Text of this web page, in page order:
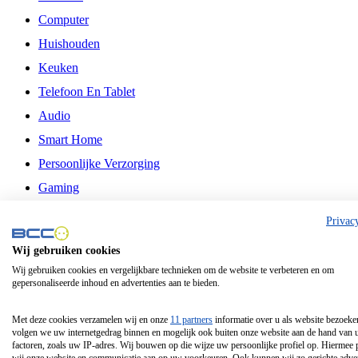
Computer
Huishouden
Keuken
Telefoon En Tablet
Audio
Smart Home
Persoonlijke Verzorging
Gaming
Philips
Schermgrootte 24 Inch
Schermgrootte 85 Inch
Schermgrootte 98 Inch
Wij gebruiken cookies
Wij gebruiken cookies en vergelijkbare technieken om de website te verbeteren en om
gepersonaliseerde inhoud en advertenties aan te bieden.
Met deze cookies verzamelen wij en onze 11 partners informatie over u als website
volgen we uw internetgedrag binnen en mogelijk ook buiten onze website aan de hand van
factoren, zoals uw IP-adres. Wij bouwen op die wijze uw persoonlijke profiel op. Hiermee